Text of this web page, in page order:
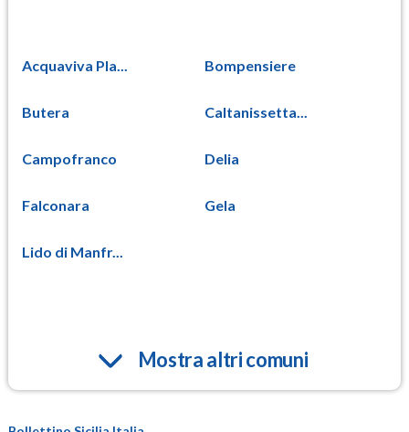
Acquaviva Pla... Bompensiere
Butera Caltanissetta...
Campofranco Delia
Falconara Gela
Lido di Manfr...
Mostra altri comuni